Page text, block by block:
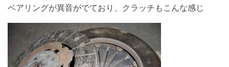
ベアリングが異音がでており、クラッチもこんな感じ